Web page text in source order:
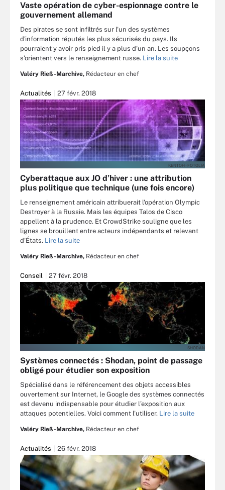
Vaste opération de cyber-espionnage contre le
gouvernement allemand
Des pirates se sont infiltrés sur l'un des systèmes
d'information réputés les plus sécurisés du pays. Ils
pourraient y avoir pris pied il y a plus d'un an. Les soupçons
s'orientent vers le renseignement russe. Lire la suite
Valéry Rieß-Marchive, Rédacteur en chef
Actualités 27 févr. 2018
KENTOH - FOTOLIA
Cyberattaque aux JO d’hiver : une attribution
plus politique que technique (une fois encore)
Le renseignement américain attribuerait l'opération Olympic
Destroyer à la Russie. Mais les équipes Talos de Cisco
appellent à la prudence. Et CrowdStrike souligne que les
lignes se brouillent entre acteurs indépendants et relevant
d'États. Lire la suite
Valéry Rieß-Marchive, Rédacteur en chef
Conseil 27 févr. 2018
SHODAN
Systèmes connectés : Shodan, point de passage
obligé pour étudier son exposition
Spécialisé dans le référencement des objets accessibles
ouvertement sur Internet, le Google des systèmes connectés
est devenu indispensable pour étudier l’exposition aux
attaques potentielles. Voici comment l'utiliser. Lire la suite
Valéry Rieß-Marchive, Rédacteur en chef
Actualités 26 févr. 2018